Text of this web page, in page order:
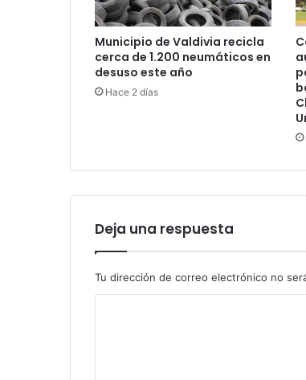
Municipio de Valdivia recicla
cerca de 1.200 neumáticos en
desuso este año
Hace 2 días
Deja una respuesta
Tu dirección de correo electrónico no